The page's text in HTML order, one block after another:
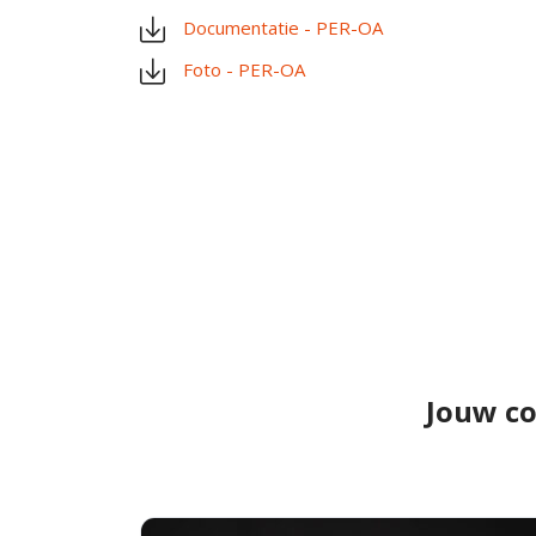
Documentatie - PER-OA
Foto - PER-OA
Jouw